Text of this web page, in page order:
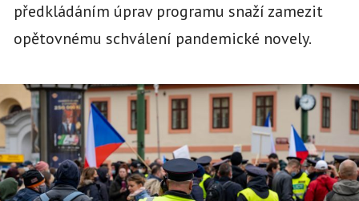
předkládáním úprav programu snaží zamezit
opětovnému schválení pandemické novely.